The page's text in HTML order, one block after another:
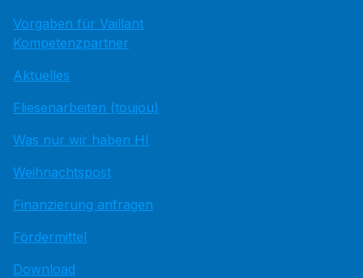
Vorgaben für Vaillant
Kompetenzpartner
Aktuelles
Fliesenarbeiten (toujou)
Was nur wir haben HI
Weihnachtspost
Finanzierung anfragen
Fördermittel
Download